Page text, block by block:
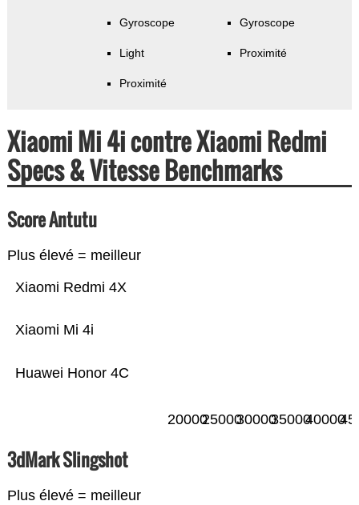
Gyroscope
Light
Proximité
Gyroscope
Proximité
Xiaomi Mi 4i contre Xiaomi Redmi
Specs & Vitesse Benchmarks
Score Antutu
Plus élevé = meilleur
Huawei Honor 4C
Xiaomi Mi 4i
Xiaomi Redmi 4X
2000025000300003500040000
3dMark Slingshot
Plus élevé = meilleur